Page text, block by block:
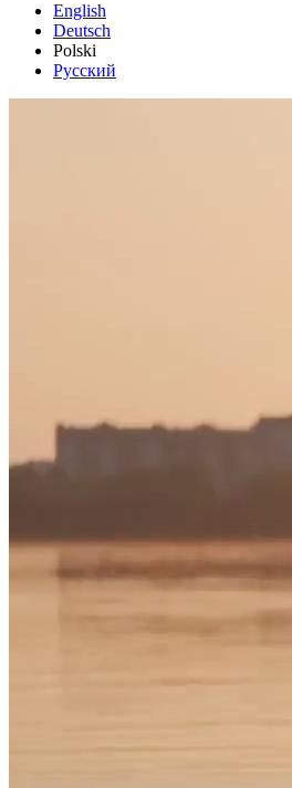
English
Deutsch
Polski
Русский